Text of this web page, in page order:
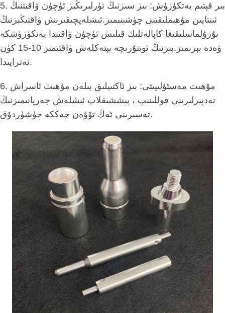
5. بىر قېتىم يەتكۈزۈش: بىز سىزنىڭ تۈرلىرىڭىز ئۈچۈن ۋاقىتنىڭ
ئىنتايىن مۇھىملىقىنى چۈشىنىمىز.ئىشلەپچىقىرىش ۋاقتىڭىزنىڭ
بۇزۇلماسلىقىغا كاپالەتلىك قىلىش ئۈچۈن ۋاقتىدا يەتكۈزۈشكە
ۋەدە بېرىمىز.بىزنىڭ ئوتتۇرىچە يېتەكلەش ۋاقتىمىز 10-15 كۈن
ئەتراپىدا.
6. مۇھىت مەسئۇلىيىتى: بىز ئاكتىپلىق بىلەن مۇھىت ئاسراش
تەدبىرلىرىنى قوللىنىپ ، پىششىقلاپ ئىشلەش جەريانىمىزنىڭ
تەسىرىنى ئەڭ تۆۋەن چەككە چۈشۈردۇق.